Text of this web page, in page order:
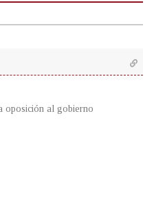
oposición al gobierno